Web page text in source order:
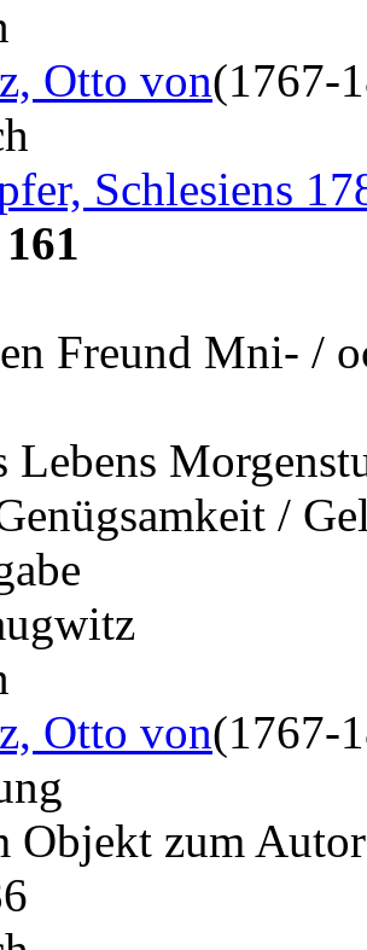
Otto von(1767-
Schlesiens
161
Freund Mni- /
Lebens
/
Otto von(1767-
Objekt zum